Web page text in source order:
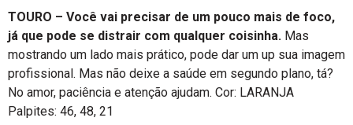
TOURO – Você vai precisar de um pouco mais de foco,
já que pode se distrair com qualquer coisinha. Mas
mostrando um lado mais prático, pode dar um up sua imagem
profissional. Mas não deixe a saúde em segundo plano, tá?
No amor, paciência e atenção ajudam. Cor: LARANJA
Palpites: 46, 48, 21